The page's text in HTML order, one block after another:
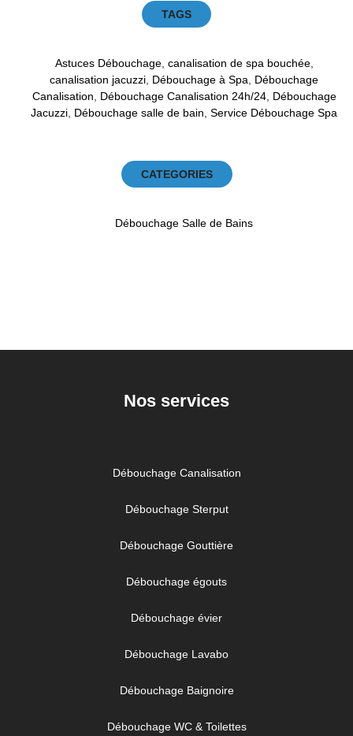
TAGS
Astuces Débouchage, canalisation de spa bouchée,
canalisation jacuzzi Débouchage à Spa
Débouchage
Canalisation
Débouchage Canalisation 24h/24, Débouchage
Jacuzzi Débouchage salle de bain Service Débouchage Spa
CATEGORIES
Débouchage Salle de Bains
Nos services
Débouchage Canalisation
Débouchage Sterput
Débouchage Gouttière
Débouchage égouts
Débouchage évier
Débouchage Lavabo
Débouchage Baignoire
Débouchage WC & Toilettes